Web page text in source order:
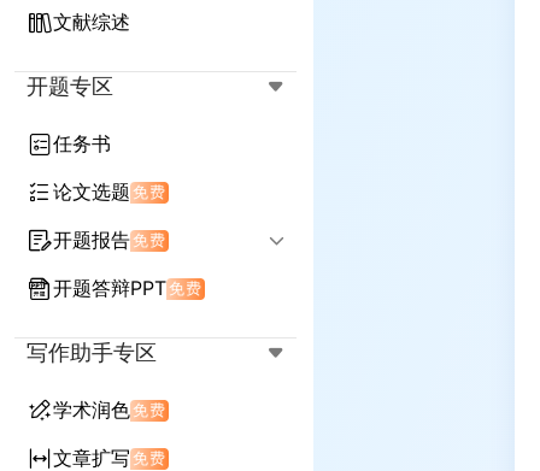
文献综述
开题专区
任务书
论文选题 免费
开题报告免费
输入标题生成开题
开题答辩PPT免费
写作助手专区
学术润色免费
文章扩写免费